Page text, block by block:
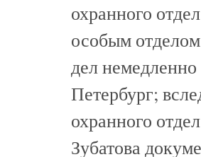
охранного
особым
дел немедленно
Петербург;
охранного
Зубатова